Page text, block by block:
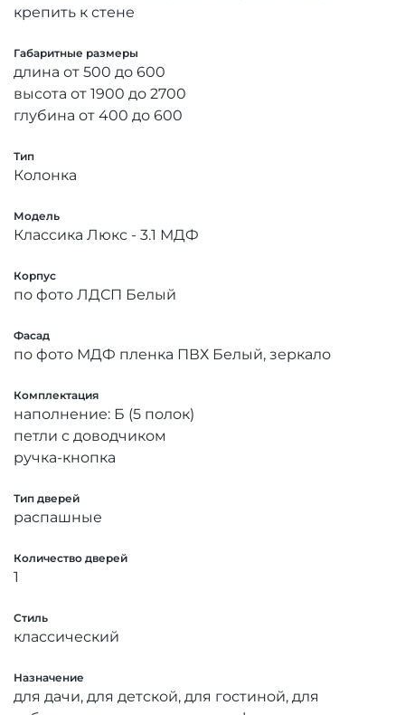
крепить к стене
Габаритные размеры
длина от 500 до 600
высота от 1900 до 2700
глубина от 400 до 600
Тип
Колонка
Модель
Классика Люкс - 3.1 МДФ
Корпус
по фото ЛДСП Белый
Фасад
по фото МДФ пленка ПВХ Белый, зеркало
Комплектация
наполнение: Б (5 полок)
петли с доводчиком
ручка-кнопка
Тип дверей
распашные
Количество дверей
1
Стиль
классический
Назначение
для дачи, для детской, для гостиной, для